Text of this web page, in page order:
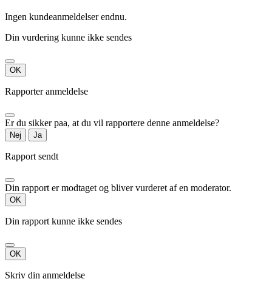
Ingen kundeanmeldelser endnu.
Din vurdering kunne ikke sendes
OK
Rapporter anmeldelse
Er du sikker paa, at du vil rapportere denne anmeldelse?
Nej Ja
Rapport sendt
Din rapport er modtaget og bliver vurderet af en moderator.
OK
Din rapport kunne ikke sendes
OK
Skriv din anmeldelse